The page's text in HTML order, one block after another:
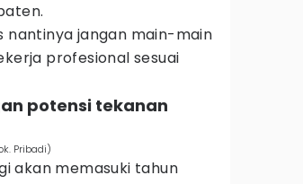
nantinya jangan main-main
profesional sesuai
potensi tekanan
Pribadi)
akan memasuki tahun